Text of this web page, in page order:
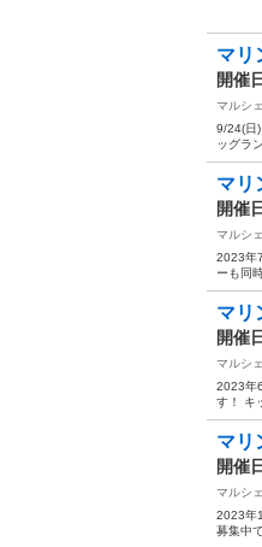
マリ
開催
マルシェ
9/24(日
ッグラ
マリ
開催
マルシェ
2023年
ーも同
マリ
開催
マルシェ
2023年
す！ キ
マリ
開催
マルシェ
2023年
募集中